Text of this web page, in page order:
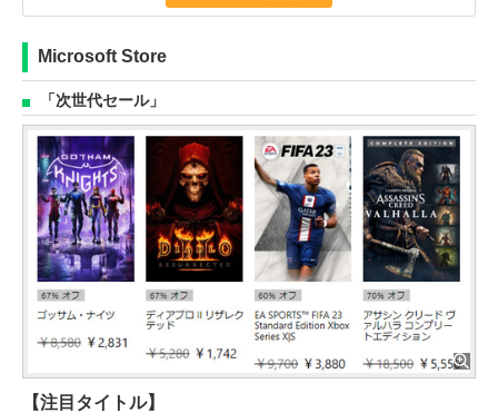
Microsoft Store
「次世代セール」
【注目タイトル】